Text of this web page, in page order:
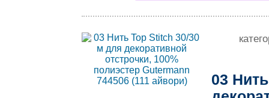
03